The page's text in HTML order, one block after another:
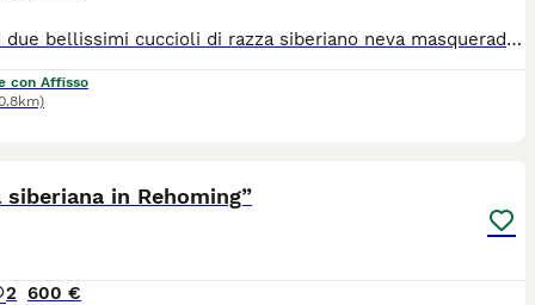
Vendesi due bellissimi cuccioli di razza siberiano neva masquerade ipoallergenici. Maggiorni informazioni in privato o via telefono: 3339493378 (contattate questo numero non quello che fornisce l’app)
con Affisso
siberiana in Rehoming”
2 600 €